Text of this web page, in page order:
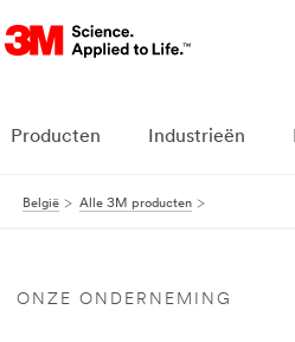
Producten Industrieën
België Alle 3M producten
ONZE ONDERNEMING